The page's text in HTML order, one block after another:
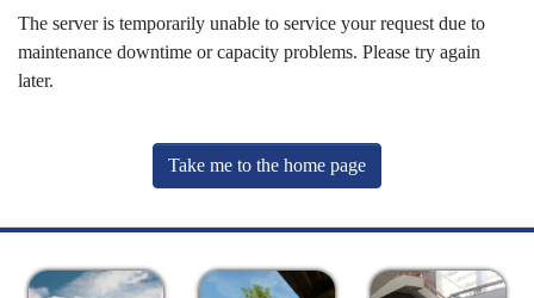
The server is temporarily unable to service your request due to
maintenance downtime or capacity problems. Please try again
later.
Take me to the home page